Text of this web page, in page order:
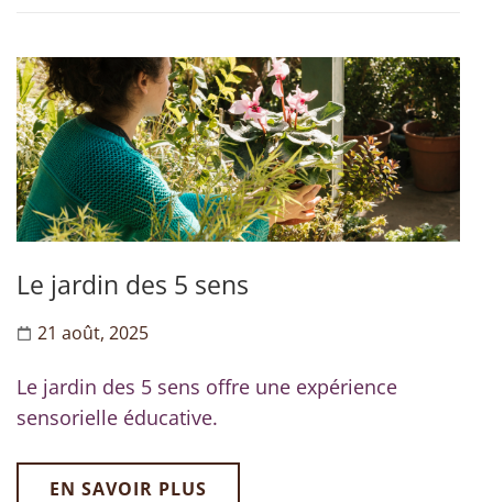
Le jardin des 5 sens
21 août, 2025
Le jardin des 5 sens offre une expérience
sensorielle éducative.
EN SAVOIR PLUS